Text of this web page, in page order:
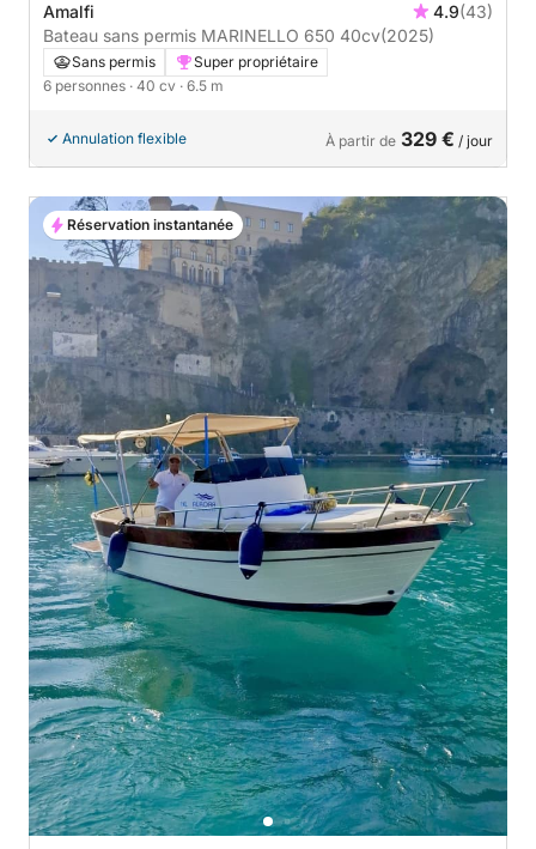
Amalfi 4.9(43)
Bateau sans permis MARINELLO 650 40cv(2025)
Sans permis
Super propriétaire
6 personnes · 40 cv · 6.5 m
Annulation flexible À partir de 329 € / jour
Réservation instantanée